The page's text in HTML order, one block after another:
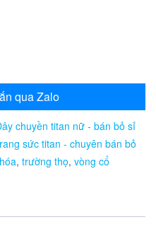
qua Zalo
chuyền titan nữ - bán bỏ sỉ
sức titan - chuyên bán bỏ
, trường thọ, vòng cổ